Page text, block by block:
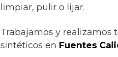
limpiar, pulir o lijar.
Trabajamos y realizamos
sintéticos en Fuentes